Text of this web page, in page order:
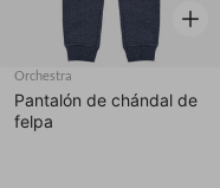
Vista
Orchestra
Pantalón de chándal de
felpa